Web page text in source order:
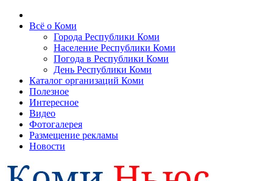
Всё о Коми
Города Республики Коми
Население Республики Коми
Погода в Республики Коми
День Республики Коми
Каталог организаций Коми
Полезное
Интересное
Видео
Фотогалерея
Размещение рекламы
Новости